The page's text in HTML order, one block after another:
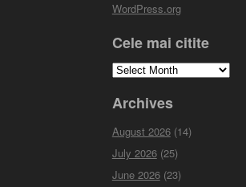
WordPress.org
Cele mai citite
Cele
mai
Archives
August 2026(14)
July 2026(25)
June 2026(23)